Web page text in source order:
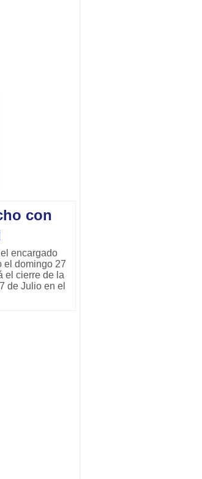
con
encargado
el domingo 27
el cierre de la
de Julio en el